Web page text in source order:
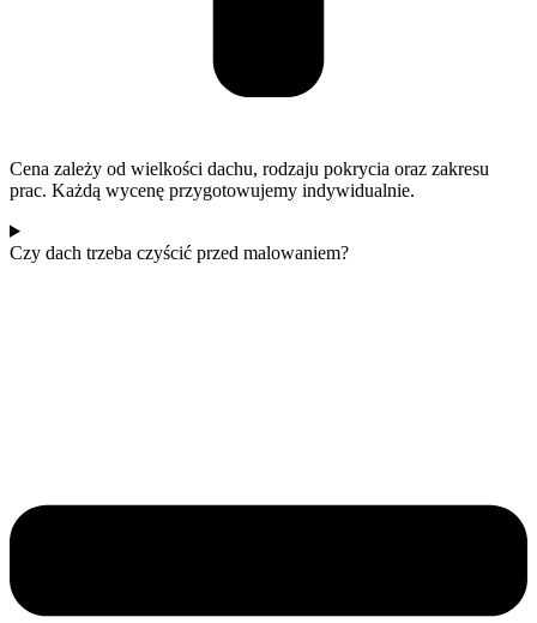
Cena zależy od wielkości dachu, rodzaju pokrycia oraz zakresu
prac. Każdą wycenę przygotowujemy indywidualnie.
Czy dach trzeba czyścić przed malowaniem?